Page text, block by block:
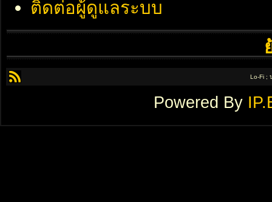
ติดต่อผู้ดูแลระบบ
Lo-Fi ;
Powered By